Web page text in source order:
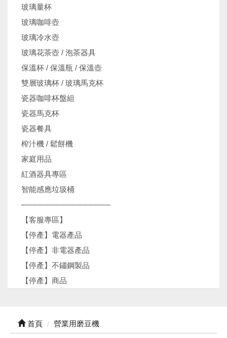
玻璃量杯
玻璃咖啡壺
玻璃冷水壺
玻璃花茶壺 / 泡茶器具
保溫杯 / 保溫瓶 / 保溫壺
雙層玻璃杯 / 玻璃馬克杯
瓷器咖啡杯盤組
瓷器馬克杯
瓷器餐具
榨汁機 / 鬆餅機
家庭用品
紅酒器具專區
智能感應垃圾桶
────────────────
【客服專區】
【停產】電器產品
【停產】非電器產品
【停產】不鏽鋼製品
【停產】商品
首頁 營業用磨豆機